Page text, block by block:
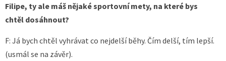
Filipe, ty ale máš nějaké sportovní mety, na které bys
chtěl dosáhnout?
F: Já bych chtěl vyhrávat co nejdelší běhy. Čím delší, tím lepší.
(usmál se na závěr).